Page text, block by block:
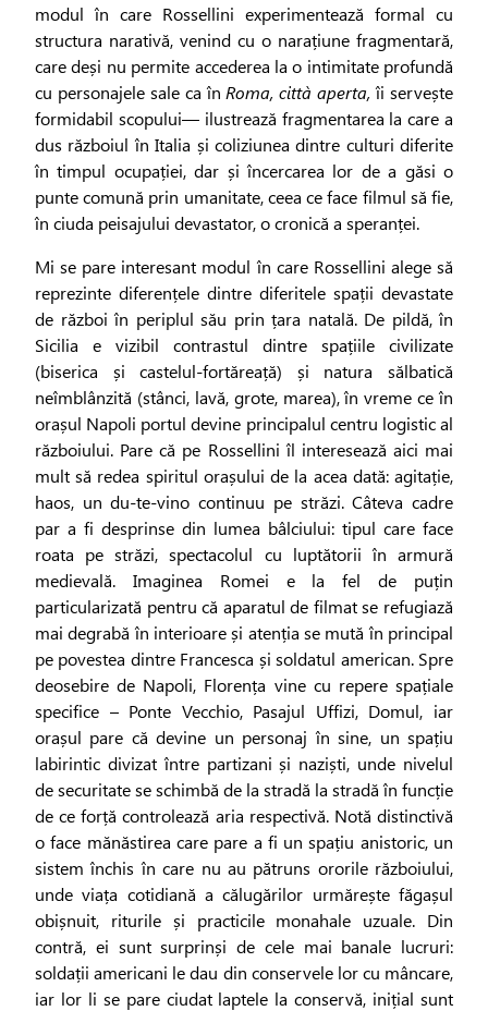
modul în care Rossellini experimentează formal cu
structura narativă, venind cu o narațiune fragmentară,
care deși nu permite accederea la o intimitate profundă
cu personajele sale ca înRoma, città aperta,îi servește
formidabil scopului— ilustrează fragmentarea la care a
dus războiul în Italia și coliziunea dintre culturi diferite
în timpul ocupației, dar și încercarea lor de a găsi o
punte comună prin umanitate, ceea ce face filmul să fie,
în ciuda peisajului devastator, o cronică a speranței.
Mi se pare interesant modul în care Rossellini alege să
reprezinte diferențele dintre diferitele spații devastate
de război în periplul său prin țara natală. De pildă, în
Sicilia e vizibil contrastul dintre spațiile civilizate
(biserica și castelul-fortăreață) și natura sălbatică
neîmblânzită (stânci, lavă, grote, marea), în vreme ce în
orașul Napoli portul devine principalul centru logistic al
războiului. Pare că pe Rossellini îl interesează aici mai
mult să redea spiritul orașului de la acea dată: agitație,
haos, un du-te-vino continuu pe străzi. Câteva cadre
par a fi desprinse din lumea bâlciului: tipul care face
roata pe străzi, spectacolul cu luptătorii în armură
medievală. Imaginea Romei e la fel de puțin
particularizată pentru că aparatul de filmat se refugiază
mai degrabă în interioare și atenția se mută în principal
pe povestea dintre Francesca și soldatul american. Spre
deosebire de Napoli, Florența vine cu repere spațiale
specifice – Ponte Vecchio, Pasajul Uffizi, Domul, iar
orașul pare că devine un personaj în sine, un spațiu
labirintic divizat între partizani și naziști, unde nivelul
de securitate se schimbă de la stradă la stradă în funcție
de ce forță controlează aria respectivă. Notă distinctivă
o face mănăstirea care pare a fi un spațiu anistoric, un
sistem închis în care nu au pătruns ororile războiului,
unde viața cotidiană a călugărilor urmărește făgașul
obișnuit, riturile și practicile monahale uzuale. Din
contră, ei sunt surprinși de cele mai banale lucruri:
soldații americani le dau din conservele lor cu mâncare,
iar lor li se pare ciudat laptele la conservă, inițial sunt